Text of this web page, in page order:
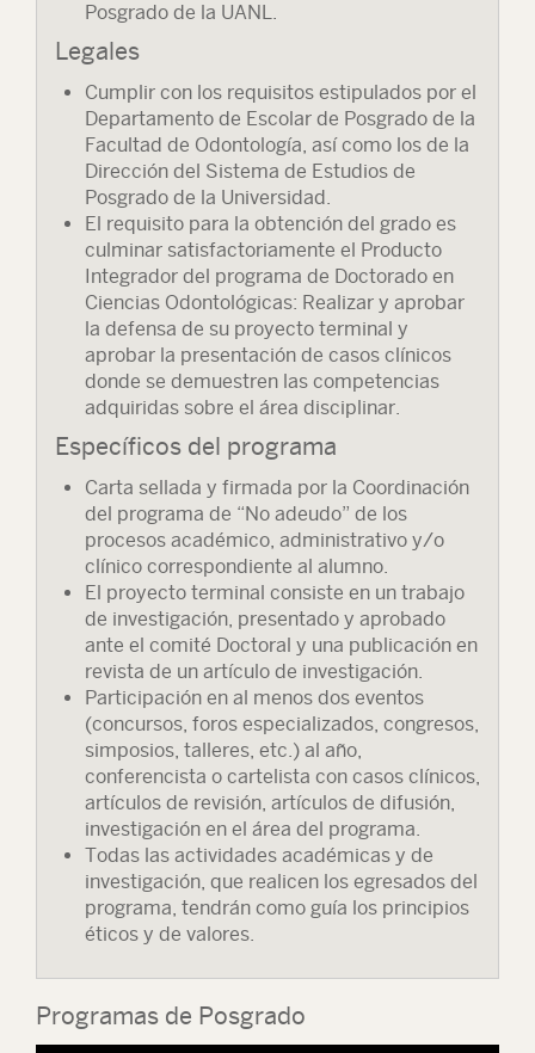
Posgrado de la UANL.
Legales
Cumplir con los requisitos estipulados por el
Departamento de Escolar de Posgrado de la
Facultad de Odontología, así como los de la
Dirección del Sistema de Estudios de
Posgrado de la Universidad.
El requisito para la obtención del grado es
culminar satisfactoriamente el Producto
Integrador del programa de Doctorado en
Ciencias Odontológicas: Realizar y aprobar
la defensa de su proyecto terminal y
aprobar la presentación de casos clínicos
donde se demuestren las competencias
adquiridas sobre el área disciplinar.
Específicos del programa
Carta sellada y firmada por la Coordinación
del programa de “No adeudo” de los
procesos académico, administrativo y/o
clínico correspondiente al alumno.
El proyecto terminal consiste en un trabajo
de investigación, presentado y aprobado
ante el comité Doctoral y una publicación en
revista de un artículo de investigación.
Participación en al menos dos eventos
(concursos, foros especializados, congresos,
simposios, talleres, etc.) al año,
conferencista o cartelista con casos clínicos,
artículos de revisión, artículos de difusión,
investigación en el área del programa.
Todas las actividades académicas y de
investigación, que realicen los egresados del
programa, tendrán como guía los principios
éticos y de valores.
Programas de Posgrado